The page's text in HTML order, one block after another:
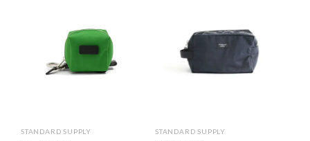
STANDARD SUPPLY STANDARD SUPPLY